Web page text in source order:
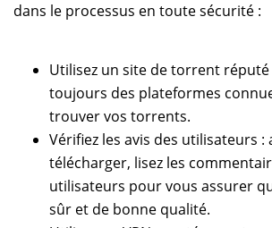
dans le processus en toute sécurité :
Utilisez un site de torrent réputé
toujours des plateformes
trouver vos torrents.
Vérifiez les avis des utilisateurs :
télécharger, lisez les
utilisateurs pour vous assurer
sûr et de bonne qualité.